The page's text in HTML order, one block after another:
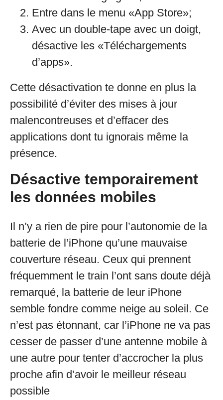
Entre dans le menu «App Store»;
Avec un double-tape avec un doigt,
désactive les «Téléchargements
d’apps».
Cette désactivation te donne en plus la
possibilité d’éviter des mises à jour
malencontreuses et d’effacer des
applications dont tu ignorais même la
présence.
Désactive temporairement
les données mobiles
Il n’y a rien de pire pour l’autonomie de la
batterie de l’iPhone qu’une mauvaise
couverture réseau. Ceux qui prennent
fréquemment le train l’ont sans doute déjà
remarqué, la batterie de leur iPhone
semble fondre comme neige au soleil. Ce
n’est pas étonnant, car l’iPhone ne va pas
cesser de passer d’une antenne mobile à
une autre pour tenter d’accrocher la plus
proche afin d’avoir le meilleur réseau
possible